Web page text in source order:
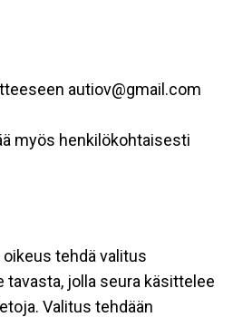
autiov@gmail.com
myös henkilökohtaisesti
tehdä valitus
tavasta, jolla seura käsittelee
Valitus tehdään